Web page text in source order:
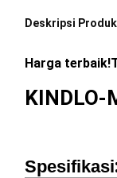
Deskripsi Produk
Harga
KINDLO-
Spesifikasi